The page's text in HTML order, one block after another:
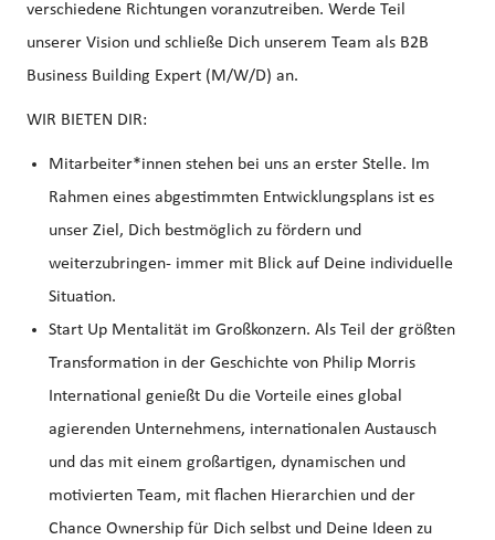
verschiedene Richtungen voranzutreiben. Werde Teil
unserer Vision und schließe Dich unserem Team als B2B
Business Building Expert (M/W/D) an.
WIR BIETEN DIR:
Mitarbeiter*innen stehen bei uns an erster Stelle. Im
Rahmen eines abgestimmten Entwicklungsplans ist es
unser Ziel, Dich bestmöglich zu fördern und
weiterzubringen- immer mit Blick auf Deine individuelle
Situation.
Start Up Mentalität im Großkonzern. Als Teil der größten
Transformation in der Geschichte von Philip Morris
International genießt Du die Vorteile eines global
agierenden Unternehmens, internationalen Austausch
und das mit einem großartigen, dynamischen und
motivierten Team, mit flachen Hierarchien und der
Chance Ownership für Dich selbst und Deine Ideen zu